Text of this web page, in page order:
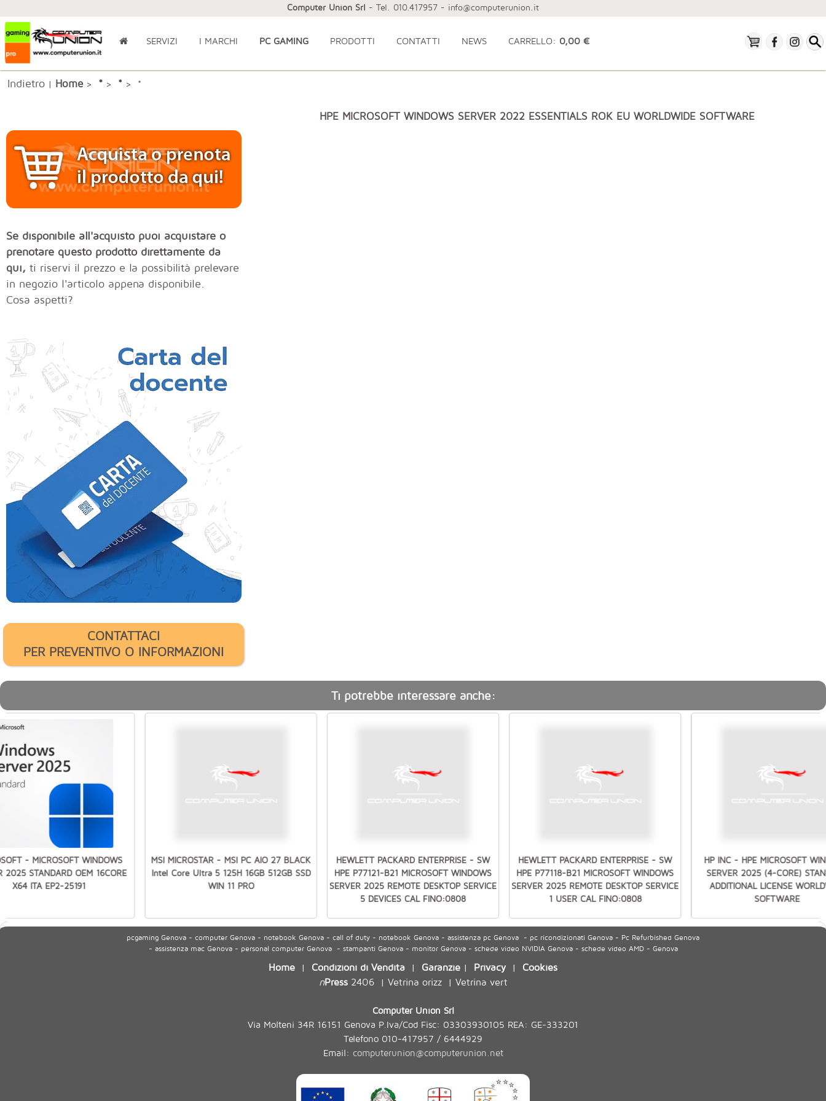
Computer Union Srl - Tel. 010.417957 - info@computerunion.it
SERVIZI I MARCHI PC GAMING PRODOTTI CONTATTI NEWS CARRELLO: 0,00 €
Indietro | Home> * > * > *
Se disponibile all'acquisto puoi acquistare o
prenotare questo prodotto direttamente da
qui, ti riservi il prezzo e la possibilità prelevare
in negozio l'articolo appena disponibile.
Cosa aspetti?
CONTATTACI
PER PREVENTIVO O INFORMAZIONI
HPE MICROSOFT WINDOWS SERVER 2022 ESSENTIALS ROK EU WORLDWIDE SOFTWARE
Ti potrebbe interessare anche:
MSI MICROSTAR - MSI PC AIO 27 BLACK
Intel Core Ultra 5 125H 16GB 512GB SSD
WIN 11 PRO
HEWLETT PACKARD ENTERPRISE - SW
HPE P77121-B21 MICROSOFT WINDOWS
SERVER 2025 REMOTE DESKTOP SERVICE
5 DEVICES CAL FINO:0808
HEWLETT PACKARD ENTERPRISE - SW
HPE P77118-B21 MICROSOFT WINDOWS
SERVER 2025 REMOTE DESKTOP SERVICE
1 USER CAL FINO:0808
HP INC - HPE MICROSOFT
SERVER 2025 (4-CORE)
ADDITIONAL LICENSE
SOFTWARE
- MICROSOFT WINDOWS
2025 STANDARD OEM 16CORE
X64 ITA EP2-25191
pcgaming Genova - computer Genova - notebook Genova - call of duty - notebook Genova - assistenza pc Genova - pc ricondizionati Genova - Pc Refurbished Genova
- assistenza mac Genova - personal computer Genova - stampanti Genova - monitor Genova - schede video NVIDIA Genova - schede video AMD - Genova
Home | Condizioni di Vendita | Garanzie | Privacy| Cookies
nPress2406| Vetrina orizz| Vetrina vert
Computer Union Srl
Via Molteni 34R 16151 Genova P.Iva/Cod Fisc: 03303930105 REA: GE-333201
Telefono 010-417957 / 6444929
Email: computerunion@computerunion.net